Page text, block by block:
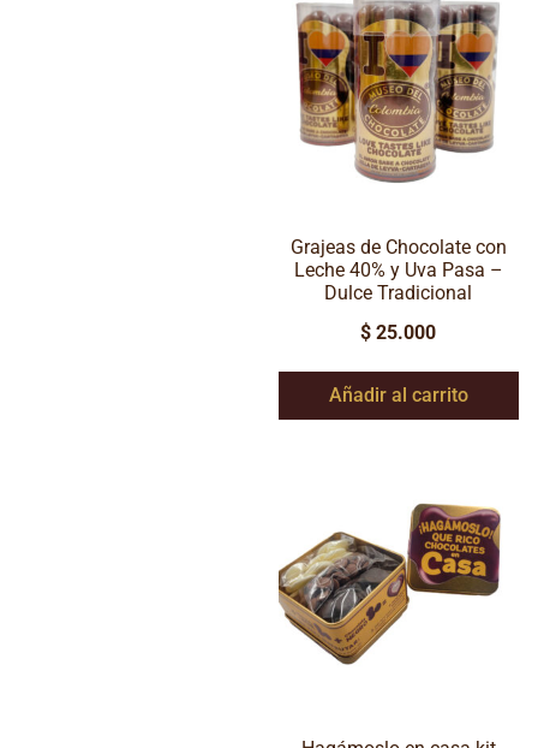
Grajeas de Chocolate con
Leche 40% y Uva Pasa –
Dulce Tradicional
$ 25.000
Añadir al carrito